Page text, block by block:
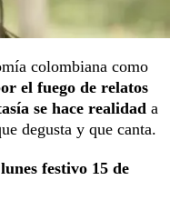
colombiana como
el fuego de relatos
se hace realidad a
degusta y que canta.
festivo 15 de